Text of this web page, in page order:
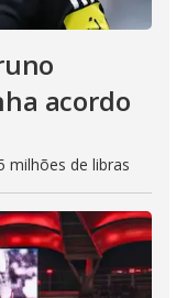
acordo
milhões de libras